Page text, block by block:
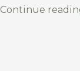
Continue